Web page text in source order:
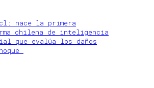
nace la primera
chilena de inteligencia
que evalúa los daños